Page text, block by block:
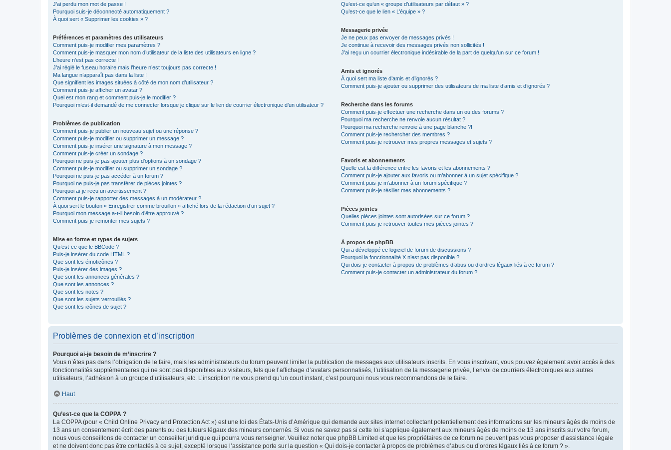
J’ai perdu mon mot de passe !
Pourquoi suis-je déconnecté automatiquement ?
À quoi sert « Supprimer les cookies » ?
Préférences et paramètres des utilisateurs
Comment puis-je modifier mes paramètres ?
Comment puis-je masquer mon nom d’utilisateur de la liste des utilisateurs en ligne ?
L’heure n’est pas correcte !
J’ai réglé le fuseau horaire mais l’heure n’est toujours pas correcte !
Ma langue n’apparaît pas dans la liste !
Que signifient les images situées à côté de mon nom d’utilisateur ?
Comment puis-je afficher un avatar ?
Quel est mon rang et comment puis-je le modifier ?
Pourquoi m’est-il demandé de me connecter lorsque je clique sur le lien de courrier électronique d’un utilisateur ?
Problèmes de publication
Comment puis-je publier un nouveau sujet ou une réponse ?
Comment puis-je modifier ou supprimer un message ?
Comment puis-je insérer une signature à mon message ?
Comment puis-je créer un sondage ?
Pourquoi ne puis-je pas ajouter plus d’options à un sondage ?
Comment puis-je modifier ou supprimer un sondage ?
Pourquoi ne puis-je pas accéder à un forum ?
Pourquoi ne puis-je pas transférer de pièces jointes ?
Pourquoi ai-je reçu un avertissement ?
Comment puis-je rapporter des messages à un modérateur ?
À quoi sert le bouton « Enregistrer comme brouillon » affiché lors de la rédaction d’un sujet ?
Pourquoi mon message a-t-il besoin d’être approuvé ?
Comment puis-je remonter mes sujets ?
Mise en forme et types de sujets
Qu’est-ce que le BBCode ?
Puis-je insérer du code HTML ?
Que sont les émoticônes ?
Puis-je insérer des images ?
Que sont les annonces générales ?
Que sont les annonces ?
Que sont les notes ?
Que sont les sujets verrouillés ?
Que sont les icônes de sujet ?
Qu’est-ce qu’un « groupe d’utilisateurs par défaut » ?
Qu’est-ce que le lien « L’équipe » ?
Messagerie privée
Je ne peux pas envoyer de messages privés !
Je continue à recevoir des messages privés non sollicités !
J’ai reçu un courrier électronique indésirable de la part de quelqu’un sur ce forum !
Amis et ignorés
À quoi sert ma liste d’amis et d’ignorés ?
Comment puis-je ajouter ou supprimer des utilisateurs de ma liste d’amis et d’ignorés ?
Recherche dans les forums
Comment puis-je effectuer une recherche dans un ou des forums ?
Pourquoi ma recherche ne renvoie aucun résultat ?
Pourquoi ma recherche renvoie à une page blanche ?!
Comment puis-je rechercher des membres ?
Comment puis-je retrouver mes propres messages et sujets ?
Favoris et abonnements
Quelle est la différence entre les favoris et les abonnements ?
Comment puis-je ajouter aux favoris ou m’abonner à un sujet spécifique ?
Comment puis-je m’abonner à un forum spécifique ?
Comment puis-je résilier mes abonnements ?
Pièces jointes
Quelles pièces jointes sont autorisées sur ce forum ?
Comment puis-je retrouver toutes mes pièces jointes ?
À propos de phpBB
Qui a développé ce logiciel de forum de discussions ?
Pourquoi la fonctionnalité X n’est pas disponible ?
Qui dois-je contacter à propos de problèmes d’abus ou d’ordres légaux liés à ce forum ?
Comment puis-je contacter un administrateur du forum ?
Problèmes de connexion et d’inscription
Pourquoi ai-je besoin de m’inscrire ?
Vous n’êtes pas dans l’obligation de le faire, mais les administrateurs du forum peuvent limiter la publication de messages aux utilisateurs inscrits. En vous inscrivant, vous pouvez également avoir accès à des
fonctionnalités supplémentaires qui ne sont pas disponibles aux visiteurs, tels que l’affichage d’avatars personnalisés, l’utilisation de la messagerie privée, l’envoi de courriers électroniques aux autres
utilisateurs, l’adhésion à un groupe d’utilisateurs, etc. L’inscription ne vous prend qu’un court instant, c’est pourquoi nous vous recommandons de le faire.
Haut
Qu’est-ce que la COPPA ?
La COPPA (pour « Child Online Privacy and Protection Act ») est une loi des États-Unis d’Amérique qui demande aux sites internet collectant potentiellement des informations sur les mineurs âgés de moins de
13 ans un consentement écrit des parents ou des tuteurs légaux des mineurs concernés. Si vous ne savez pas si cette loi s’applique également aux mineurs âgés de moins de 13 ans inscrits sur votre forum,
nous vous conseillons de contacter un conseiller juridique qui pourra vous renseigner. Veuillez noter que phpBB Limited et que les propriétaires de ce forum ne peuvent pas vous proposer d’assistance légale
et ne doivent donc pas être contactés à ce sujet, excepté lorsque l’assistance porte sur la question « Qui dois-je contacter à propos de problèmes d’abus ou d’ordres légaux liés à ce forum ? ».